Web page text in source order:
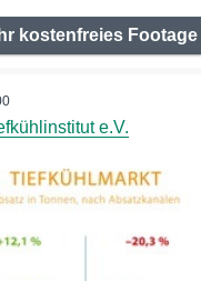
kostenfreies Footage
e.V.